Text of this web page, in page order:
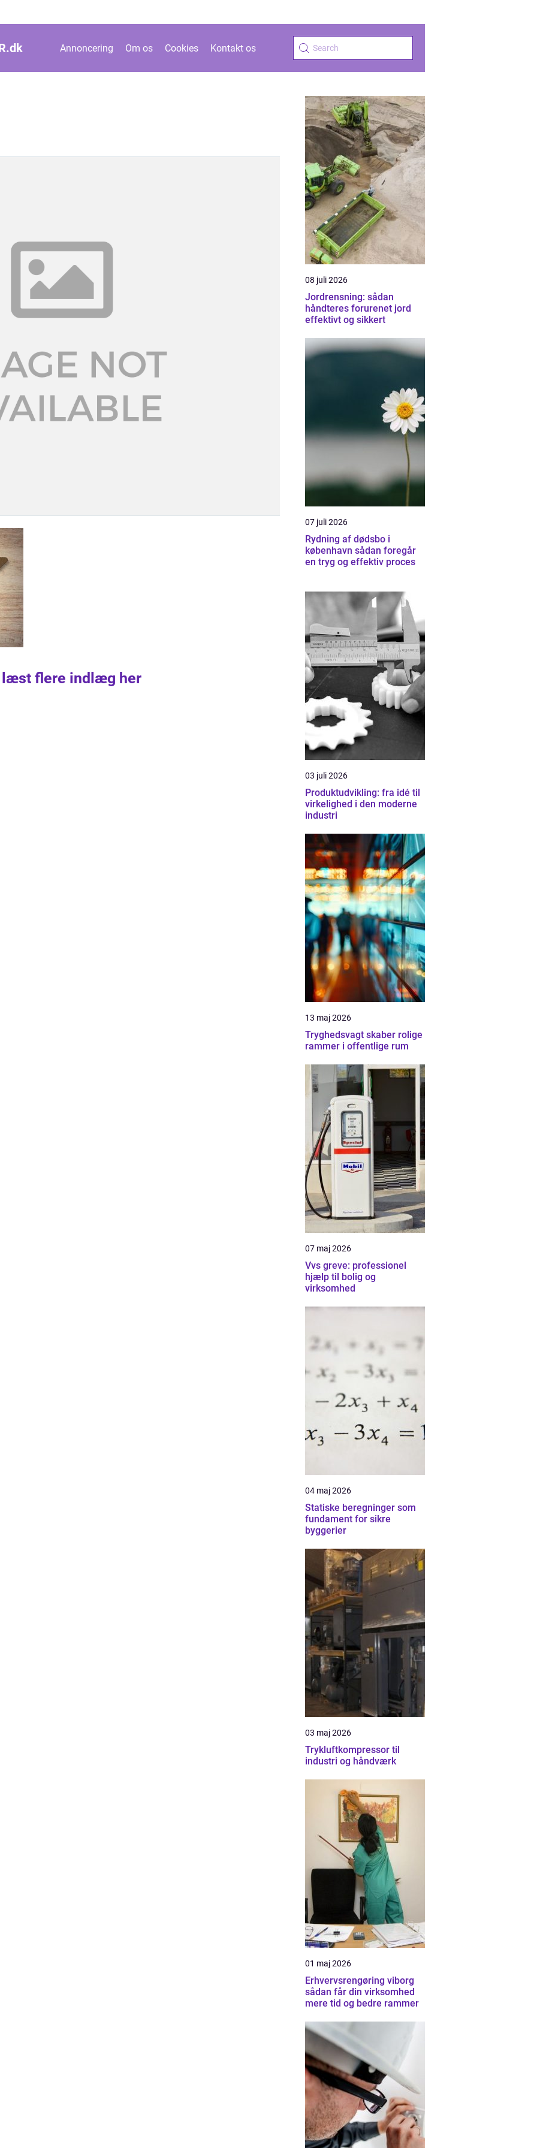
dk Annoncering Om os Cookies Kontakt os
læst flere indlæg her
08 juli 2026
Jordrensning: sådan
håndteres forurenet jord
effektivt og sikkert
07 juli 2026
Rydning af dødsbo i
københavn sådan foregår
en tryg og effektiv proces
03 juli 2026
Produktudvikling: fra idé til
virkelighed i den moderne
industri
13 maj 2026
Tryghedsvagt skaber rolige
rammer i offentlige rum
07 maj 2026
Vvs greve: professionel
hjælp til bolig og
virksomhed
04 maj 2026
Statiske beregninger som
fundament for sikre
byggerier
03 maj 2026
Trykluftkompressor til
industri og håndværk
01 maj 2026
Erhvervsrengøring viborg
sådan får din virksomhed
mere tid og bedre rammer